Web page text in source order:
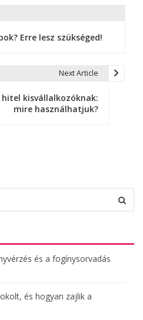
Erre lesz szükséged!
Next Article
kisvállalkozóknak:
mire használhatjuk?
és a fogínysorvadás
és hogyan zajlik a